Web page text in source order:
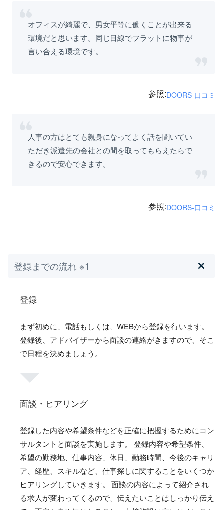
オフィスが綺麗で、男女平等に働くことが出来る
環境だと思います。同じ目線でフラットに物事が
言い合える環境です。
参照:DOORS-口コミ
人事の方はとても親身になってよく話を聞いてい
ただき派遣先の会社との間を取ってもらえたらで
きるので安心できます。
参照:DOORS-口コミ
登録までの流れ ※1
登録
まず初めに、電話もしくは、WEBから登録を行います。
登録後、アドバイザーから面談の連絡がきますので、そこ
で日程を決めましょう。
面談・ヒアリング
登録した内容や希望条件などを正確に把握するためにコン
サルタントと面談を実施します。 登録内容や希望条件、
希望の勤務地、仕事内容、休日、勤務時間、今後のキャリ
ア、経歴、スキルなど、仕事探しに関することをいくつか
ヒアリングしていきます。 面談の内容によって紹介され
る求人が変わってくるので、伝えたいことはしっかり伝え